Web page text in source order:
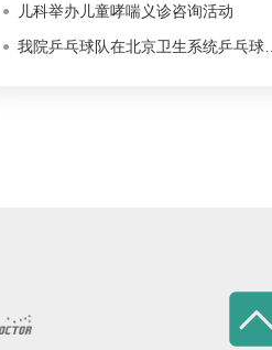
儿科举办儿童哮喘义诊咨询活动
我院乒乓球队在北京卫生系统乒乓球…